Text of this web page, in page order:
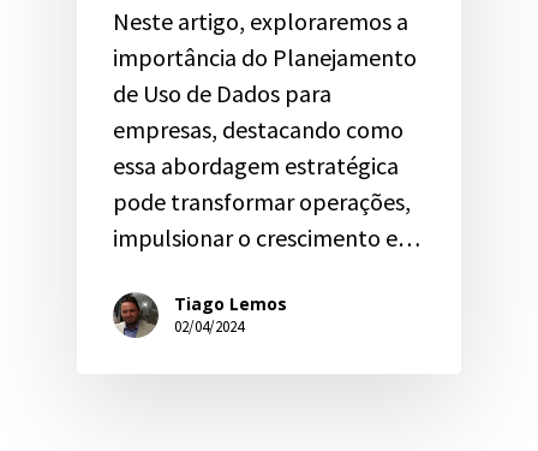
Neste artigo, exploraremos a
importância do Planejamento
de Uso de Dados para
empresas, destacando como
essa abordagem estratégica
pode transformar operações,
impulsionar o crescimento e…
Tiago Lemos
02/04/2024